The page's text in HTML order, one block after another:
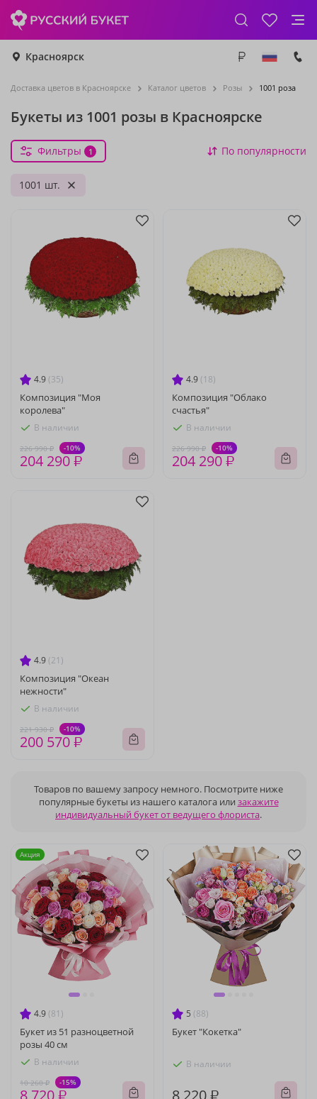
Красноярск
Доставка цветов в Красноярске Каталог цветов Розы 1001 роза
Букеты из 1001 розы в Красноярске
Фильтры 1 По популярности
1001 шт.
4.9 (35)
Композиция "Моя
королева"
В наличии
226 990 ₽ -10%
204 290 ₽
4.9 (18)
Композиция "Облако
счастья"
В наличии
226 990 ₽ -10%
204 290 ₽
4.9 (21)
Композиция "Океан
нежности"
В наличии
221 930 ₽ -10%
200 570 ₽
Товаров по вашему запросу немного. Посмотрите ниже
популярные букеты из нашего каталога или закажите
индивидуальный букет от ведущего флориста.
4.9 (81)
Букет из 51 разноцветной
розы 40 см
В наличии
10 260 ₽ -15%
8 720 ₽
Акция
5 (88)
Букет "Кокетка"
В наличии
8 220 ₽